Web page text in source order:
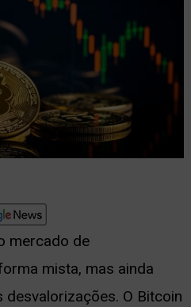
mercado de
mista, mas ainda
O Bitcoin